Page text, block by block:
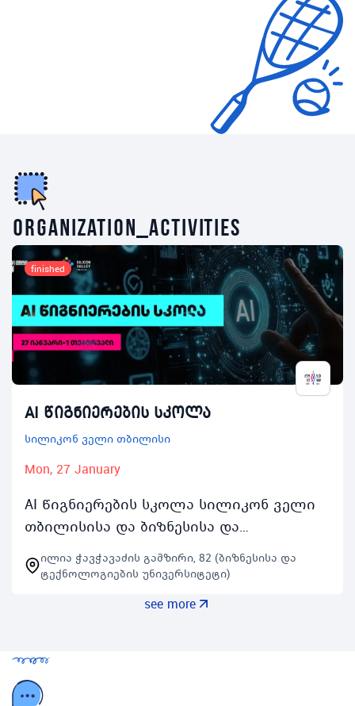
organization_activities
finished
AI წიგნიერების სკოლა
სილიკონ ველი თბილისი
Mon, 27 January
AI წიგნიერების სკოლა სილიკონ ველი
თბილისისა და ბიზნესისა და
ტექნოლოგიების უნივერსიტეტის
ერთობლივი საგანმანათლებლო
ილია ჭავჭავაძის გამზირი, 82 (ბიზნესისა და
ტექნოლოგიების უნივერსიტეტი)
see more